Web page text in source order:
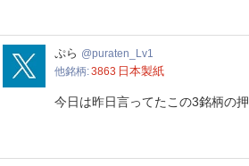
puraten_Lv1
ぷら puraten_Lv1
他銘柄 3863 日本製紙
今日は昨日言ってたこの3銘柄の